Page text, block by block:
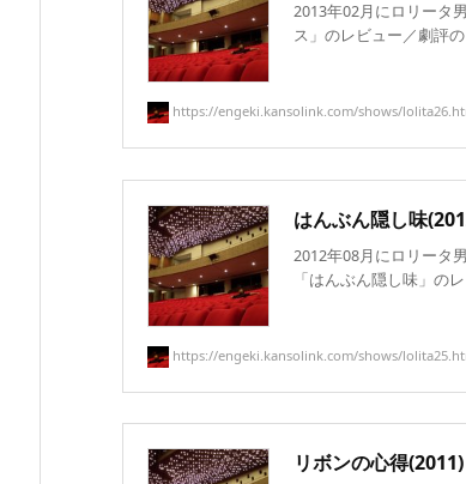
2013年02月にロリータ
ス」のレビュー／劇評
https://engeki.kansolink.com/shows/
はんぶん隠し味
2012年08月にロリータ
「はんぶん隠し味」の
https://engeki.kansolink.com/shows/
リボンの心得(2011)